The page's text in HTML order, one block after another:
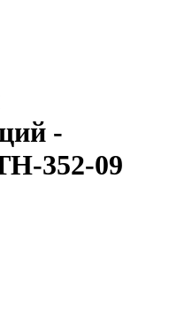
-
352-09